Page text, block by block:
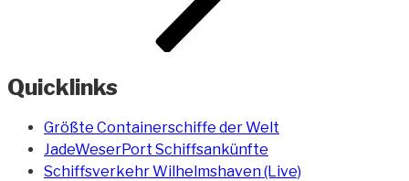
Quicklinks
Größte Containerschiffe der Welt
JadeWeserPort Schiffsankünfte
Schiffsverkehr Wilhelmshaven (Live)